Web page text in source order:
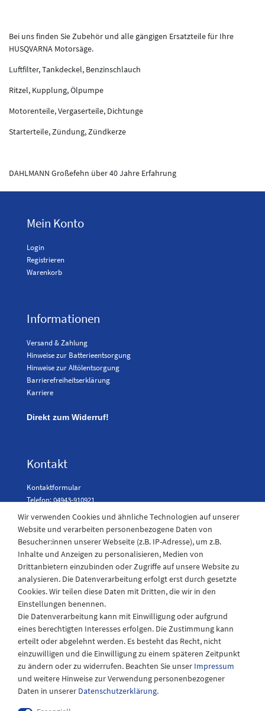
Bei uns finden Sie Zubehör und alle gängigen Ersatzteile für Ihre
HUSQVARNA Motorsäge.
Luftfilter, Tankdeckel, Benzinschlauch
Ritzel, Kupplung, Ölpumpe
Motorenteile, Vergaserteile, Dichtunge
Starterteile, Zündung, Zündkerze
DAHLMANN Großefehn über 40 Jahre Erfahrung
Mein Konto
Login
Registrieren
Warenkorb
Informationen
Versand & Zahlung
Hinweise zur Batterieentsorgung
Hinweise zur Altölentsorgung
Barrierefreiheitserklärung
Karriere
Direkt zum Widerruf!
Kontakt
Kontaktformular
Telefon: 04943-910921
Laden Öffnungszeiten
Montag - Freitag
08:30 - 12:30 und 13.00 - 17.30 Uhr
Samstags
08:30 bis 12:30 Uhr
Wir verwenden Cookies und ähnliche Technologien auf unserer
Website und verarbeiten personenbezogene Daten von
Besucher:innen unserer Webseite (z.B. IP-Adresse), um z.B.
Inhalte und Anzeigen zu personalisieren, Medien von
Drittanbietern einzubinden oder Zugriffe auf unsere Website zu
analysieren. Die Datenverarbeitung erfolgt erst durch gesetzte
Cookies. Wir teilen diese Daten mit Dritten, die wir in den
Einstellungen benennen.
Die Datenverarbeitung kann mit Einwilligung oder aufgrund
eines berechtigten Interesses erfolgen. Die Zustimmung kann
erteilt oder abgelehnt werden. Es besteht das Recht, nicht
einzuwilligen und die Einwilligung zu einem späteren Zeitpunkt
zu ändern oder zu widerrufen. Beachten Sie unser Impressum
und weitere Hinweise zur Verwendung personenbezogener
Daten in unserer Daten­schutz­erklärung.